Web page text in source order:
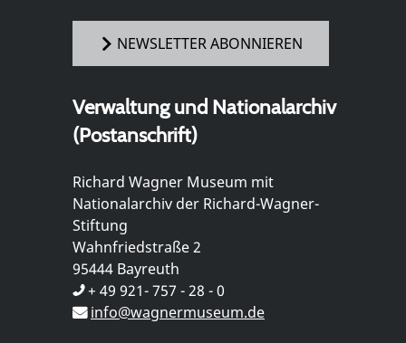
NEWSLETTER ABONNIEREN
Verwaltung und Nationalarchiv
(Postanschrift)
Richard Wagner Museum mit
Nationalarchiv der Richard-Wagner-
Stiftung
Wahnfriedstraße 2
95444 Bayreuth
+ 49 921- 757 - 28 - 0
info@wagnermuseum.de